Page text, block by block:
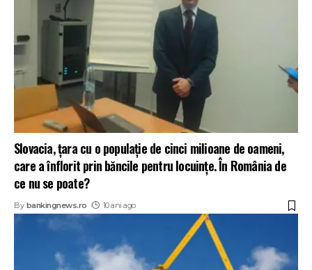
Slovacia, țara cu o populație de cinci milioane de oameni,
care a înflorit prin băncile pentru locuințe. În România de
ce nu se poate?
By bankingnews.ro 10 ani ago